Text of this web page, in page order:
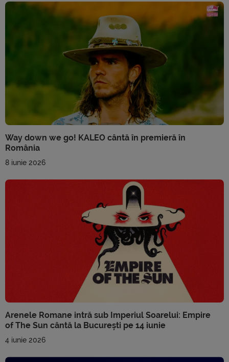
Way down we go! KALEO cântă în premieră în
România
8 iunie 2026
Arenele Romane intră sub Imperiul Soarelui: Empire
of The Sun cântă la București pe 14 iunie
4 iunie 2026